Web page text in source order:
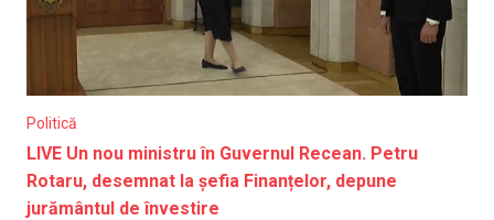
Politică
LIVE Un nou ministru în Guvernul Recean. Petru
Rotaru, desemnat la șefia Finanțelor, depune
jurământul de învestire